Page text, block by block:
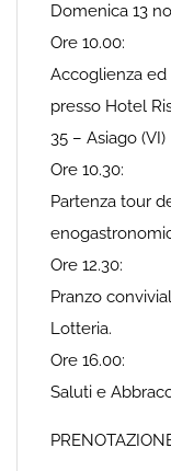
Domenica 13
Ore 10.00:
Accoglienza
presso Hotel
35 – Asiago (VI)
Ore 10.30:
Partenza tour
Ore 12.30:
Pranzo
Lotteria.
Ore 16.00:
Saluti e